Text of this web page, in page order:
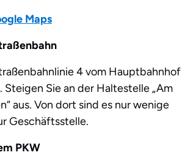
Maps
4 vom Hauptbahnhof
Steigen Sie an der Haltestelle „Am
aus. Von dort sind es nur wenige
Geschäftsstelle.
PKW